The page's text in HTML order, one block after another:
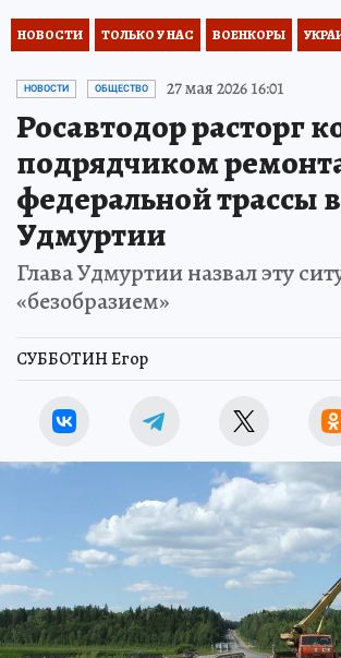
НОВОСТИ ТОЛЬКО У НАС ВОЕНКОРЫ
НОВОСТИ ОБЩЕСТВО 27 мая 2026 16:01
Росавтодор расторг
подрядчиком
федеральной трассы в
Удмуртии
Глава Удмуртии назвал эту
«безобразием»
СУББОТИН Егор